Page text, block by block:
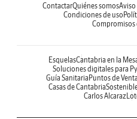
ContactarQuiénes somosAviso
Condiciones de uso
Compromisos
EsquelasCantabria en la
Soluciones digitales para
Guía Sanitaria Puntos de Venta
Casas de Cantabria
Carlos Alcaraz